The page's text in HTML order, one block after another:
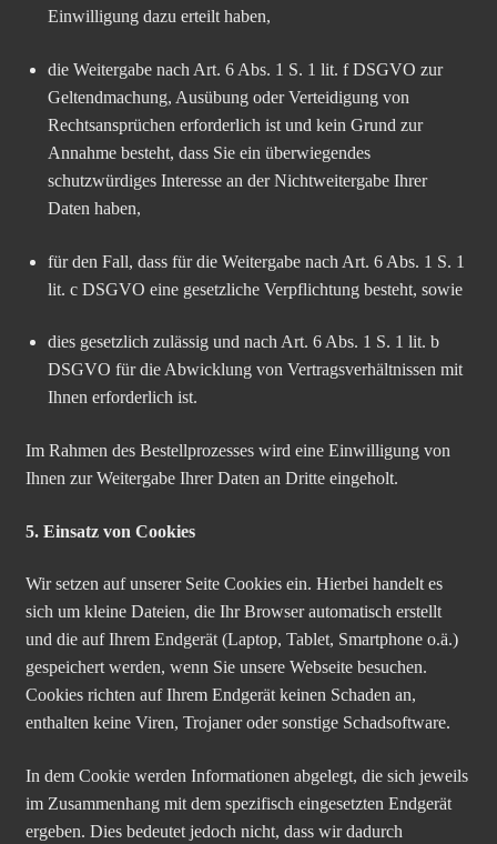
Einwilligung dazu erteilt haben,
die Weitergabe nach Art. 6 Abs. 1 S. 1 lit. f DSGVO zur
Geltendmachung, Ausübung oder Verteidigung von
Rechtsansprüchen erforderlich ist und kein Grund zur
Annahme besteht, dass Sie ein überwiegendes
schutzwürdiges Interesse an der Nichtweitergabe Ihrer
Daten haben,
für den Fall, dass für die Weitergabe nach Art. 6 Abs. 1 S. 1
lit. c DSGVO eine gesetzliche Verpflichtung besteht, sowie
dies gesetzlich zulässig und nach Art. 6 Abs. 1 S. 1 lit. b
DSGVO für die Abwicklung von Vertragsverhältnissen mit
Ihnen erforderlich ist.
Im Rahmen des Bestellprozesses wird eine Einwilligung von
Ihnen zur Weitergabe Ihrer Daten an Dritte eingeholt.
5. Einsatz von Cookies
Wir setzen auf unserer Seite Cookies ein. Hierbei handelt es
sich um kleine Dateien, die Ihr Browser automatisch erstellt
und die auf Ihrem Endgerät (Laptop, Tablet, Smartphone o.ä.)
gespeichert werden, wenn Sie unsere Webseite besuchen.
Cookies richten auf Ihrem Endgerät keinen Schaden an,
enthalten keine Viren, Trojaner oder sonstige Schadsoftware.
In dem Cookie werden Informationen abgelegt, die sich jeweils
im Zusammenhang mit dem spezifisch eingesetzten Endgerät
ergeben. Dies bedeutet jedoch nicht, dass wir dadurch